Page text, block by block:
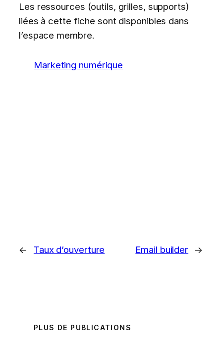
Les ressources (outils, grilles, supports)
liées à cette fiche sont disponibles dans
l’espace membre.
Marketing numérique
← Taux d’ouverture Email builder →
PLUS DE PUBLICATIONS